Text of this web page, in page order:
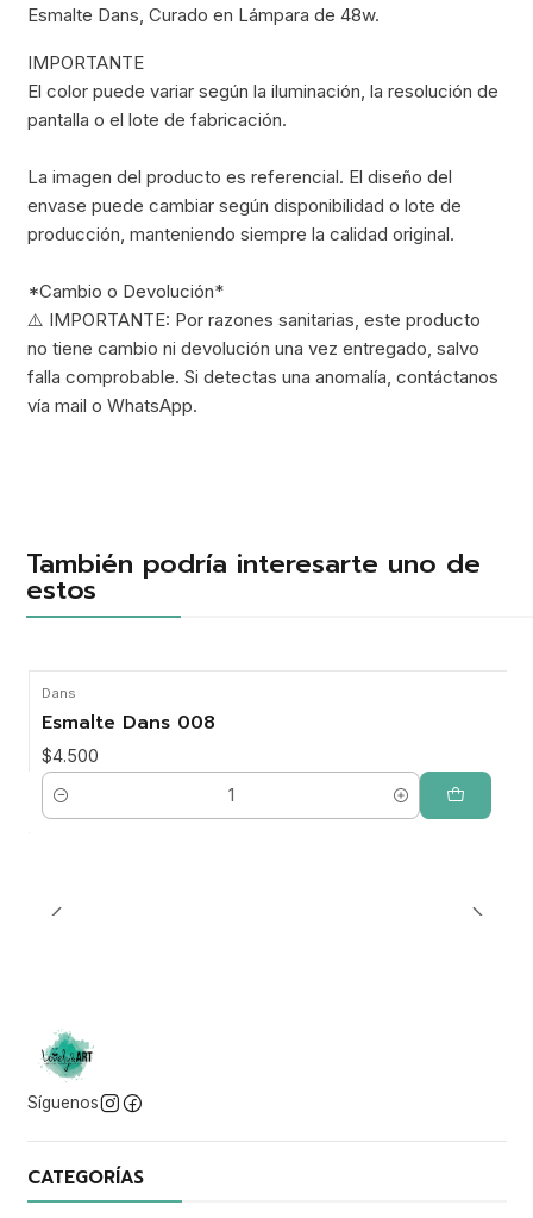
Esmalte Dans, Curado en Lámpara de 48w.
IMPORTANTE
El color puede variar según la iluminación, la resolución de
pantalla o el lote de fabricación.
La imagen del producto es referencial. El diseño del
envase puede cambiar según disponibilidad o lote de
producción, manteniendo siempre la calidad original.
*Cambio o Devolución*
⚠️ IMPORTANTE: Por razones sanitarias, este producto
no tiene cambio ni devolución una vez entregado, salvo
falla comprobable. Si detectas una anomalía, contáctanos
vía mail o WhatsApp.
También podría interesarte uno de
estos
Dans
Esmalte Dans 008
$4.500
Cantidad
Síguenos
CATEGORÍAS